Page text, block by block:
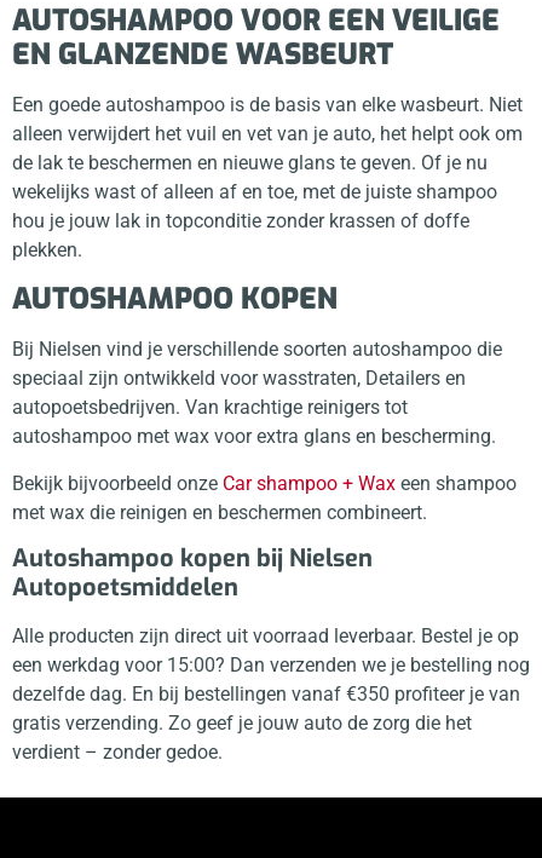
AUTOSHAMPOO VOOR EEN VEILIGE
EN GLANZENDE WASBEURT
Een goede autoshampoo is de basis van elke wasbeurt. Niet
alleen verwijdert het vuil en vet van je auto, het helpt ook om
de lak te beschermen en nieuwe glans te geven. Of je nu
wekelijks wast of alleen af en toe, met de juiste shampoo
hou je jouw lak in topconditie zonder krassen of doffe
plekken.
AUTOSHAMPOO KOPEN
Bij Nielsen vind je verschillende soorten autoshampoo die
speciaal zijn ontwikkeld voor wasstraten, Detailers en
autopoetsbedrijven. Van krachtige reinigers tot
autoshampoo met wax voor extra glans en bescherming.
Bekijk bijvoorbeeld onze Car shampoo + Wax een shampoo
met wax die reinigen en beschermen combineert.
Autoshampoo kopen bij Nielsen
Autopoetsmiddelen
Alle producten zijn direct uit voorraad leverbaar. Bestel je op
een werkdag voor 15:00? Dan verzenden we je bestelling nog
dezelfde dag. En bij bestellingen vanaf €350 profiteer je van
gratis verzending. Zo geef je jouw auto de zorg die het
verdient – zonder gedoe.